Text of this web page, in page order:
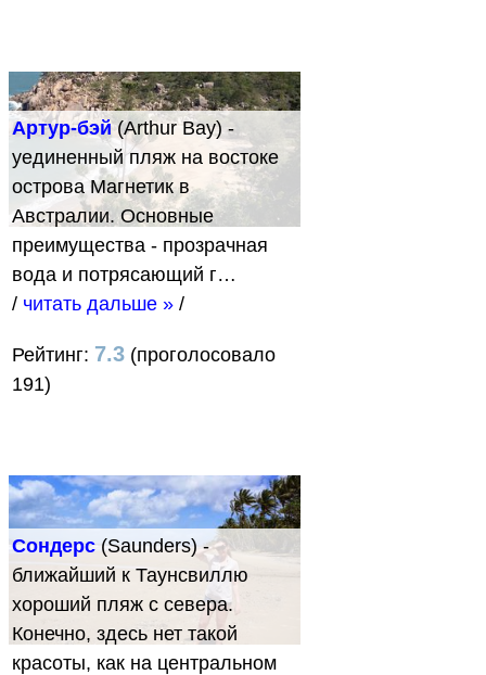
Артур-бэй(Arthur Bay) -
уединенный пляж на востоке
острова Магнетик в
Австралии. Основные
преимущества - прозрачная
вода и потрясающий г…
/ читать дальше » /
Рейтинг: 7.3 (проголосовало
191)
Сондерс (Saunders) -
ближайший к Таунсвиллю
хороший пляж с севера.
Конечно, здесь нет такой
красоты, как на центральном